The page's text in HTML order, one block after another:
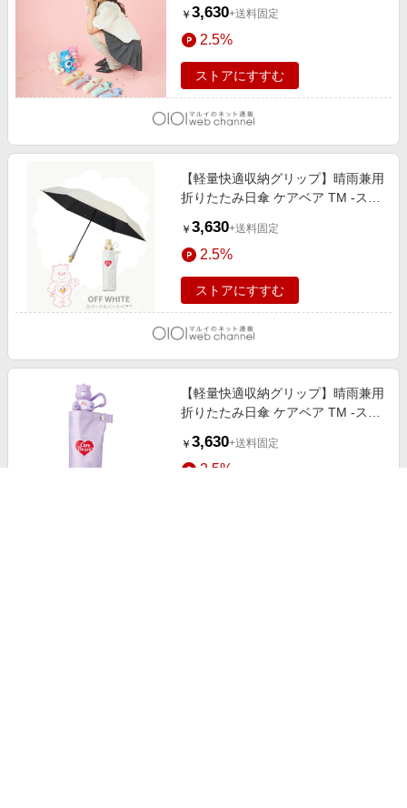
￥ 3,630+送料固定
2.5%
ストアにすすむ
【軽量快適収納グリップ】晴雨兼用
折りたたみ日傘 ケアベア TM -スパ
イト
￥ 3,630+送料固定
2.5%
ストアにすすむ
【軽量快適収納グリップ】晴雨兼用
折りたたみ日傘 ケアベア TM -スウ
パープル
￥ 3,630+送料固定
2.5%